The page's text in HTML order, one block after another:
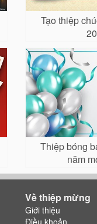
Tạo thiệp
Thiệp bóng
năm
Về thiệp mừng
Giới thiệu
Điều khoản